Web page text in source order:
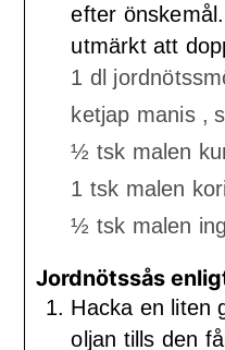
efter
utmärkt att
1 dl
ketjap manis ,
½ tsk malen
1 tsk malen
½ tsk malen
Jordnötssås
Hacka en liten
oljan tills den